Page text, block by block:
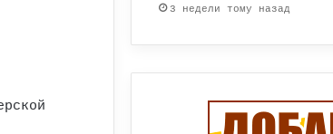
3 недели тому назад